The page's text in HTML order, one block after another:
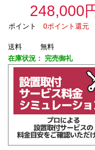
248,000
ポイント
0ポイント還元
送料
無料
在庫状況： 完売御礼